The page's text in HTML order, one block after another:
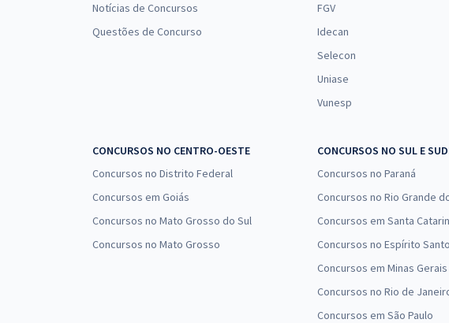
Notícias de Concursos
Questões de Concurso
FGV
Idecan
Selecon
Uniase
Vunesp
CONCURSOS NO CENTRO-OESTE
Concursos no Distrito Federal
Concursos em Goiás
Concursos no Mato Grosso do Sul
Concursos no Mato Grosso
CONCURSOS NO SUL E
Concursos no Paraná
Concursos no Rio Grande
Concursos em Santa
Concursos no Espírito Santo
Concursos em Minas Gerais
Concursos no Rio de
Concursos em São Paulo